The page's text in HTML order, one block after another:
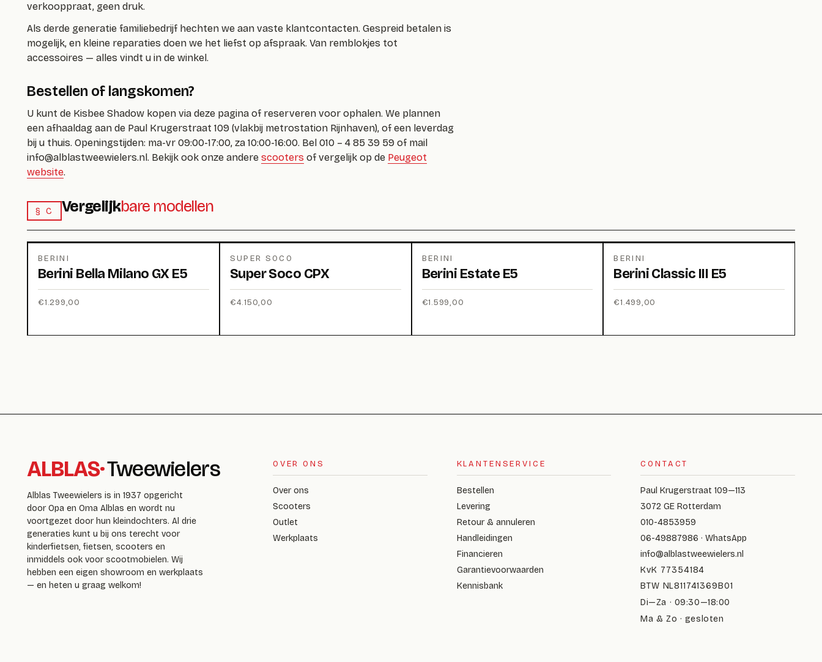
verkooppraat, geen druk.
Als derde generatie familiebedrijf hechten we aan vaste klantcontacten. Gespreid betalen is
mogelijk, en kleine reparaties doen we het liefst op afspraak. Van remblokjes tot
accessoires — alles vindt u in de winkel.
Bestellen of langskomen?
U kunt de Kisbee Shadow kopen via deze pagina of reserveren voor ophalen. We plannen
een afhaaldag aan de Paul Krugerstraat 109 (vlakbij metrostation Rijnhaven), of een leverdag
bij u thuis. Openingstijden: ma-vr 09:00-17:00, za 10:00-16:00. Bel 010 – 4 85 39 59 of mail
info@alblastweewielers.nl. Bekijk ook onze andere scooters of vergelijk op de Peugeot
website.
§ C Vergelijkbare modellen
BERINI
Berini Bella Milano GX E5
€1.299,00
SUPER SOCO
Super Soco CPX
€4.150,00
BERINI
Berini Estate E5
€1.599,00
BERINI
Berini Classic III E5
€1.499,00
ALBLAS·Tweewielers
Alblas Tweewielers is in 1937 opgericht
door Opa en Oma Alblas en wordt nu
voortgezet door hun kleindochters. Al drie
generaties kunt u bij ons terecht voor
kinderfietsen, fietsen, scooters en
inmiddels ook voor scootmobielen. Wij
hebben een eigen showroom en werkplaats
— en heten u graag welkom!
OVER ONS
Over ons
Scooters
Outlet
Werkplaats
KLANTENSERVICE
Bestellen
Levering
Retour & annuleren
Handleidingen
Financieren
Garantievoorwaarden
Kennisbank
CONTACT
Paul Krugerstraat 109—113
3072 GE Rotterdam
010-4853959
06-49887986 · WhatsApp
info@alblastweewielers.nl
KvK 77354184
BTW NL811741369B01
Di—Za · 09:30—18:00
Ma & Zo · gesloten